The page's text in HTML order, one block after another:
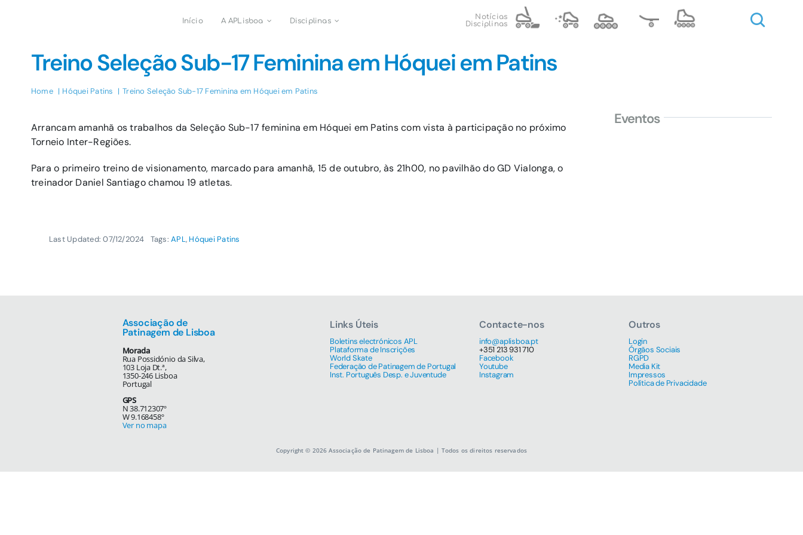
Início A APLisboa Disciplinas
Notícias
Disciplinas
Treino Seleção Sub-17 Feminina em Hóquei em Patins
Home Hóquei Patins Treino Seleção Sub-17 Feminina em Hóquei em Patins
Arrancam amanhã os trabalhos da Seleção Sub-17 feminina em Hóquei em Patins com vista à participação no próximo
Torneio Inter-Regiões.
Para o primeiro treino de visionamento, marcado para amanhã, 15 de outubro, às 21h00, no pavilhão do GD Vialonga, o
treinador Daniel Santiago chamou 19 atletas.
Last Updated: 07/12/2024 Tags:APL, Hóquei Patins
Eventos
Associação de
Patinagem de Lisboa
Morada
Rua Possidónio da Silva,
103 Loja Dt.ª,
1350-246 Lisboa
Portugal
GPS
N 38.712307º
W 9.168458º
Ver no mapa
Links Úteis
Boletins electrónicos APL
Plataforma de Inscrições
World Skate
Federação de Patinagem de Portugal
Inst. Português Desp. e Juventude
Contacte-nos
info@aplisboa.pt
+351 213 931 710
Facebook
Youtube
Instagram
Outros
Login
Órgãos Sociais
RGPD
Media Kit
Impressos
Política de Privacidade
Copyright © 2026 Associação de Patinagem de Lisboa | Todos os direitos reservados